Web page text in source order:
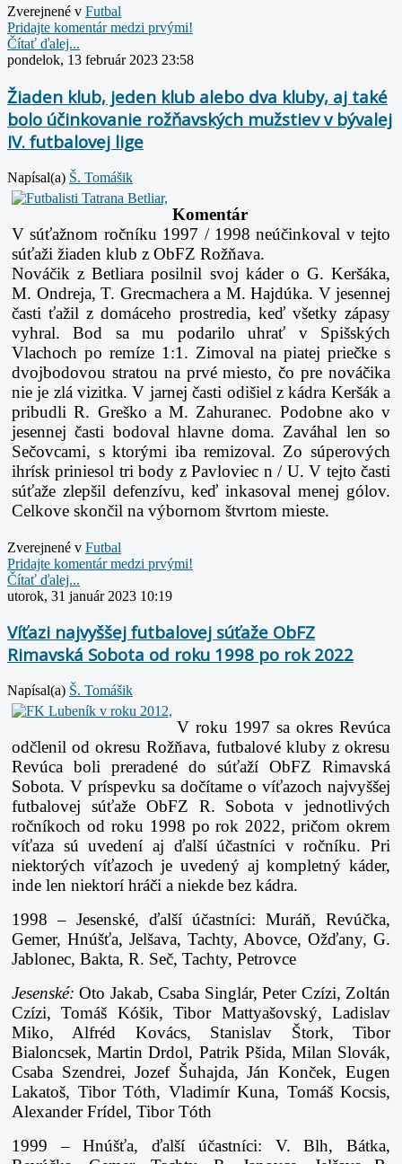
Zverejnené v Futbal
Pridajte komentár medzi prvými!
Čítať ďalej...
pondelok, 13 február 2023 23:58
Žiaden klub, jeden klub alebo dva kluby, aj také
bolo účinkovanie rožňavských mužstiev v bývalej
IV. futbalovej lige
Napísal(a) Š. Tomášik
Komentár
V súťažnom ročníku 1997 / 1998 neúčinkoval v tejto
súťaži žiaden klub z ObFZ Rožňava.
Nováčik z Betliara posilnil svoj káder o G. Keršáka,
M. Ondreja, T. Grecmachera a M. Hajdúka. V jesennej
časti ťažil z domáceho prostredia, keď všetky zápasy
vyhral. Bod sa mu podarilo uhrať v Spišských
Vlachoch po remíze 1:1. Zimoval na piatej priečke s
dvojbodovou stratou na prvé miesto, čo pre nováčika
nie je zlá vizitka. V jarnej časti odišiel z kádra Keršák a
pribudli R. Greško a M. Zahuranec. Podobne ako v
jesennej časti bodoval hlavne doma. Zaváhal len so
Sečovcami, s ktorými iba remizoval. Zo súperových
ihrísk priniesol tri body z Pavloviec n / U. V tejto časti
súťaže zlepšil defenzívu, keď inkasoval menej gólov.
Celkove skončil na výbornom štvrtom mieste.
Zverejnené v Futbal
Pridajte komentár medzi prvými!
Čítať ďalej...
utorok, 31 január 2023 10:19
Víťazi najvyššej futbalovej súťaže ObFZ
Rimavská Sobota od roku 1998 po rok 2022
Napísal(a) Š. Tomášik
V roku 1997 sa okres Revúca
odčlenil od okresu Rožňava, futbalové kluby z okresu
Revúca boli preradené do súťaží ObFZ Rimavská
Sobota. V príspevku sa dočítame o víťazoch najvyššej
futbalovej súťaže ObFZ R. Sobota v jednotlivých
ročníkoch od roku 1998 po rok 2022, pričom okrem
víťaza sú uvedení aj ďalší účastníci v ročníku. Pri
niektorých víťazoch je uvedený aj kompletný káder,
inde len niektorí hráči a niekde bez kádra.
1998 – Jesenské, ďalší účastníci: Muráň, Revúčka,
Gemer, Hnúšťa, Jelšava, Tachty, Abovce, Ožďany, G.
Jablonec, Bakta, R. Seč, Tachty, Petrovce
Jesenské: Oto Jakab, Csaba Singlár, Peter Czízi, Zoltán
Czízi, Tomáš Kóšik, Tibor Mattyašovský, Ladislav
Miko, Alfréd Kovács, Stanislav Štork, Tibor
Bialoncsek, Martin Drdol, Patrik Pšida, Milan Slovák,
Csaba Szendrei, Jozef Šuhajda, Ján Konček, Eugen
Lakatoš, Tibor Tóth, Vladimír Kuna, Tomáš Kocsis,
Alexander Frídel, Tibor Tóth
1999 – Hnúšťa, ďalší účastníci: V. Blh, Bátka,